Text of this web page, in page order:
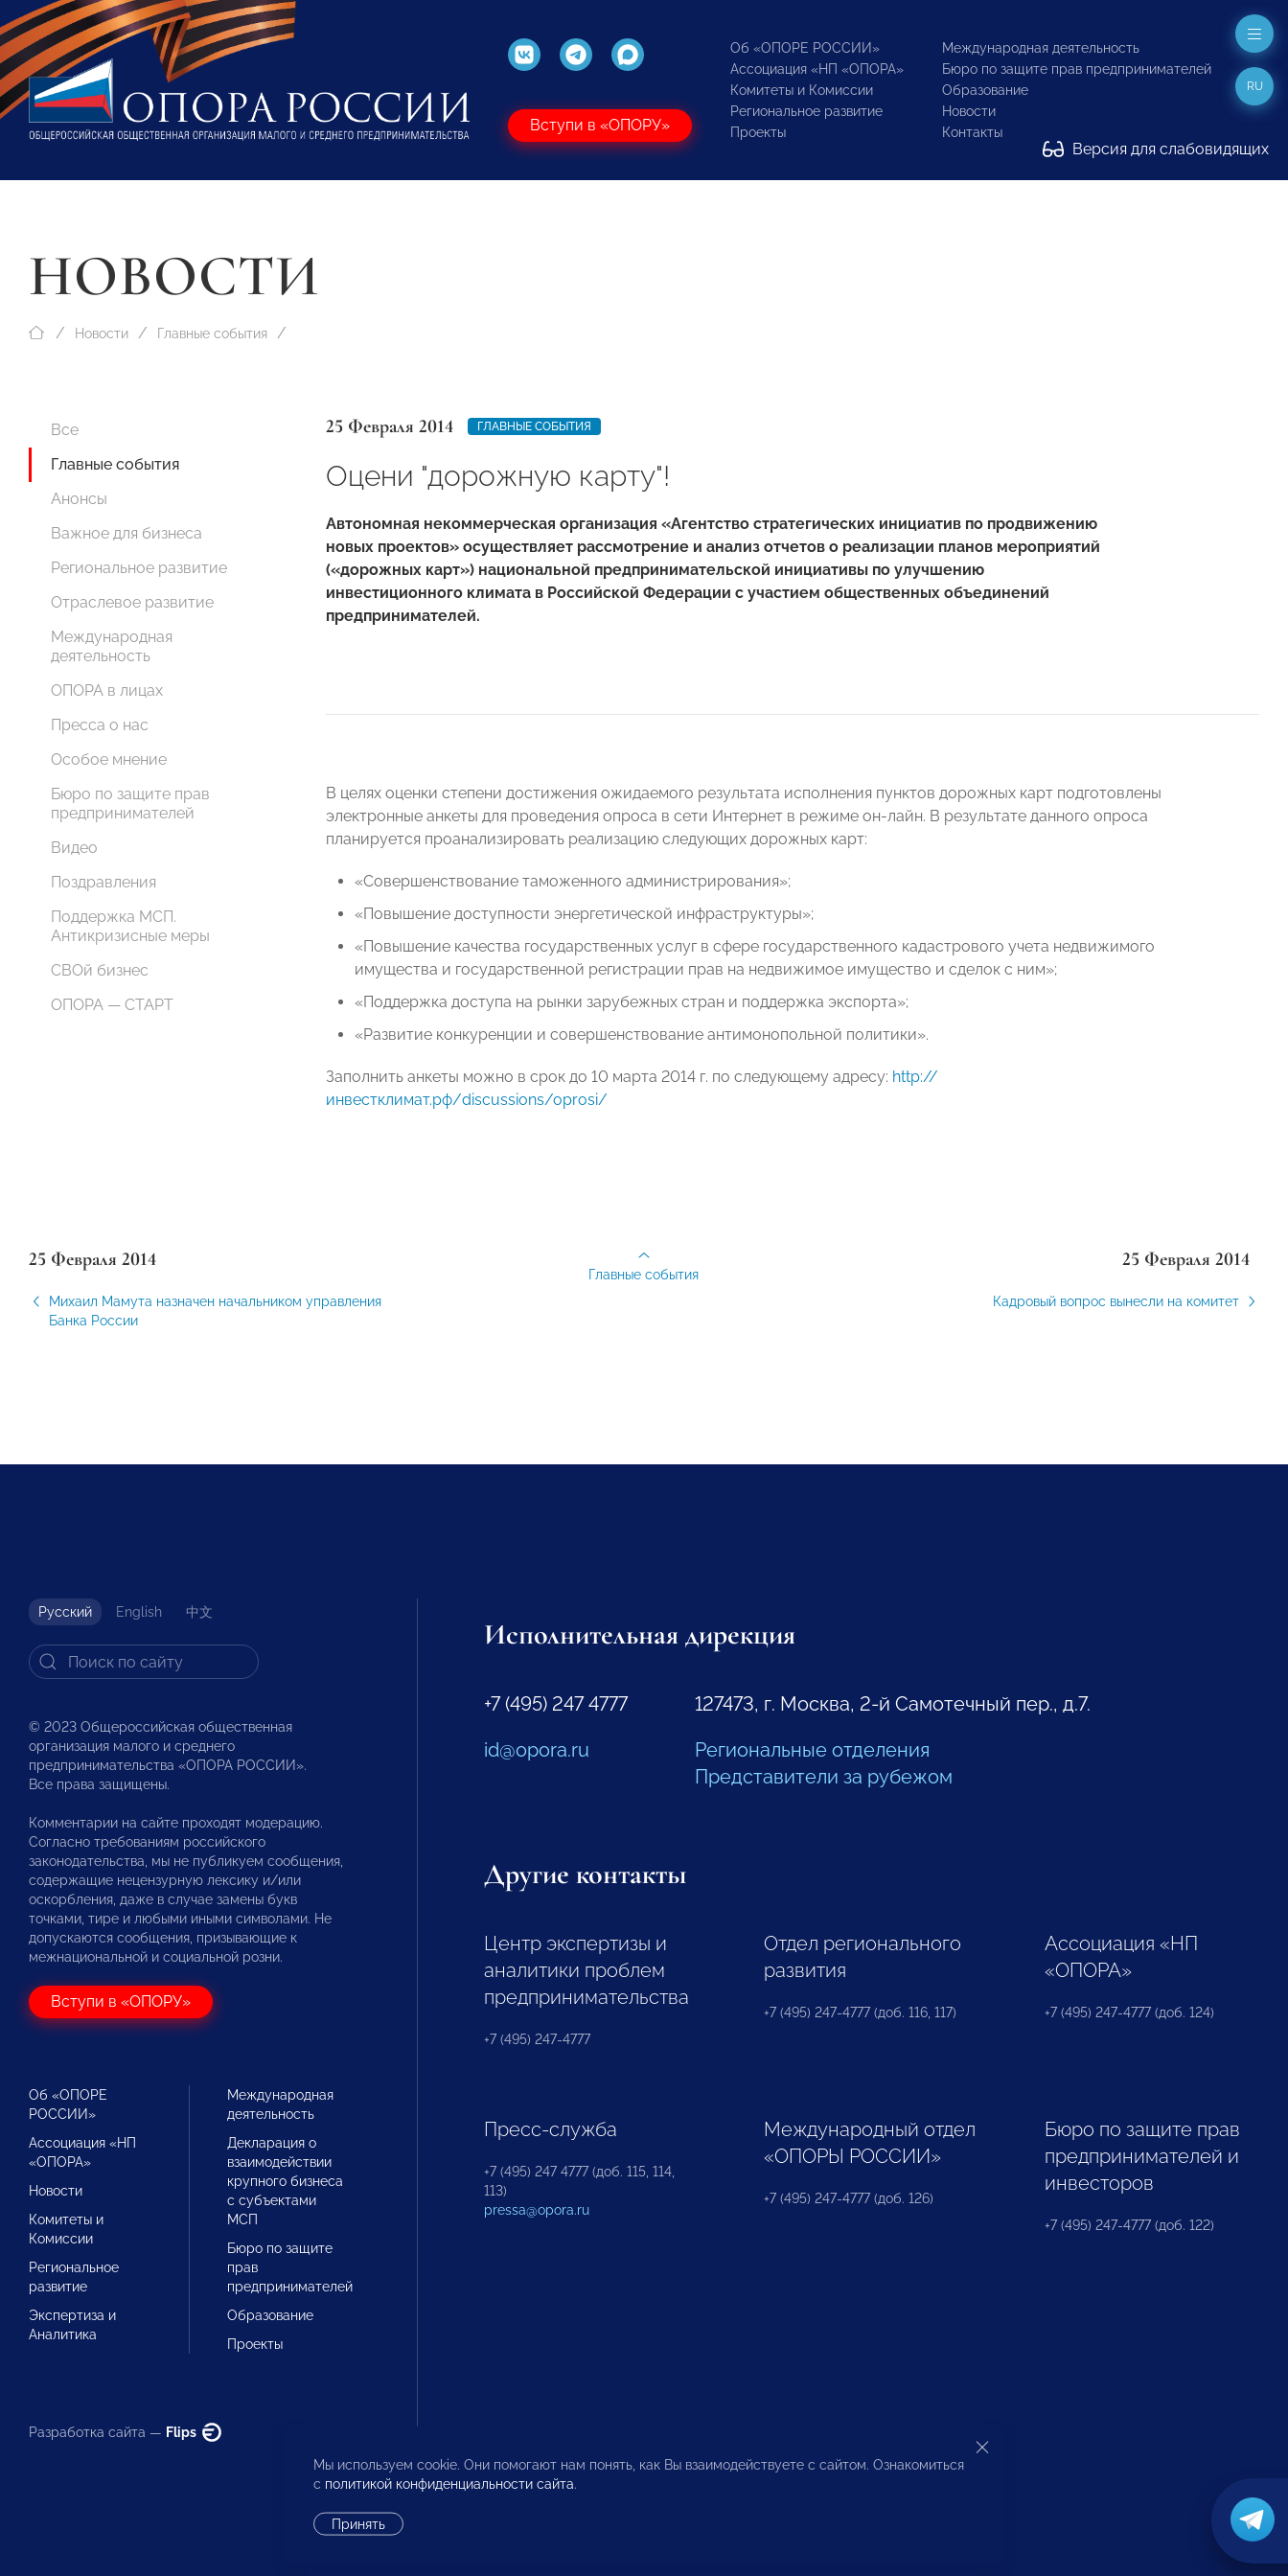
Вступи в «ОПОРУ»
Об «ОПОРЕ РОССИИ»
Ассоциация «НП «ОПОРА»
Комитеты и Комиссии
Региональное развитие
Проекты
Международная деятельность
Бюро по защите прав предпринимателей
Образование
Новости
Контакты
Версия для слабовидящих
RU
НОВОСТИ
Новости Главные события
Все
Главные события
Анонсы
Важное для бизнеса
Региональное развитие
Отраслевое развитие
Международная
деятельность
ОПОРА в лицах
Пресса о нас
Особое мнение
Бюро по защите прав
предпринимателей
Видео
Поздравления
Поддержка МСП.
Антикризисные меры
СВОй бизнес
ОПОРА — СТАРТ
25 Февраля 2014 ГЛАВНЫЕ СОБЫТИЯ
Оцени "дорожную карту"!
Автономная некоммерческая организация «Агентство стратегических инициатив по продвижению
новых проектов» осуществляет рассмотрение и анализ отчетов о реализации планов мероприятий
(«дорожных карт») национальной предпринимательской инициативы по улучшению
инвестиционного климата в Российской Федерации с участием общественных объединений
предпринимателей.
В целях оценки степени достижения ожидаемого результата исполнения пунктов дорожных карт подготовлены
электронные анкеты для проведения опроса в сети Интернет в режиме он-лайн. В результате данного опроса
планируется проанализировать реализацию следующих дорожных карт:
«Совершенствование таможенного администрирования»;
«Повышение доступности энергетической инфраструктуры»;
«Повышение качества государственных услуг в сфере государственного кадастрового учета недвижимого
имущества и государственной регистрации прав на недвижимое имущество и сделок с ним»;
«Поддержка доступа на рынки зарубежных стран и поддержка экспорта»;
«Развитие конкуренции и совершенствование антимонопольной политики».
Заполнить анкеты можно в срок до 10 марта 2014 г. по следующему адресу: http://
инвестклимат.рф/discussions/oprosi/
25 Февраля 2014
Михаил Мамута назначен начальником управления
Банка России
25 Февраля 2014
Кадровый вопрос вынесли на комитет
Главные события
Русский English 中文
© 2023 Общероссийская общественная
организация малого и среднего
предпринимательства «ОПОРА РОССИИ».
Все права защищены.
Комментарии на сайте проходят модерацию.
Согласно требованиям российского
законодательства, мы не публикуем сообщения,
содержащие нецензурную лексику и/или
оскорбления, даже в случае замены букв
точками, тире и любыми иными символами. Не
допускаются сообщения, призывающие к
межнациональной и социальной розни.
Вступи в «ОПОРУ»
Об «ОПОРЕ
РОССИИ»
Ассоциация «НП
«ОПОРА»
Новости
Комитеты и
Комиссии
Региональное
развитие
Экспертиза и
Аналитика
Международная
деятельность
Декларация о
взаимодействии
крупного бизнеса
с субъектами
МСП
Бюро по защите
прав
предпринимателей
Образование
Проекты
Разработка сайта — Flips
Исполнительная дирекция
+7 (495) 247 4777
id@opora.ru
127473, г. Москва, 2-й Самотечный пер., д.7.
Региональные отделения
Представители за рубежом
Другие контакты
Центр экспертизы и
аналитики проблем
предпринимательства
+7 (495) 247-4777
Отдел регионального
развития
+7 (495) 247-4777 (доб. 116, 117)
Ассоциация «НП
«ОПОРА»
+7 (495) 247-4777 (доб. 124)
Пресс-служба
+7 (495) 247 4777 (доб. 115, 114,
113)
pressa@opora.ru
Международный отдел
«ОПОРЫ РОССИИ»
+7 (495) 247-4777 (доб. 126)
Бюро по защите прав
предпринимателей и
инвесторов
+7 (495) 247-4777 (доб. 122)
Мы используем cookie. Они помогают нам понять, как Вы взаимодействуете с сайтом. Ознакомиться
с политикой конфиденциальности сайта.
Принять